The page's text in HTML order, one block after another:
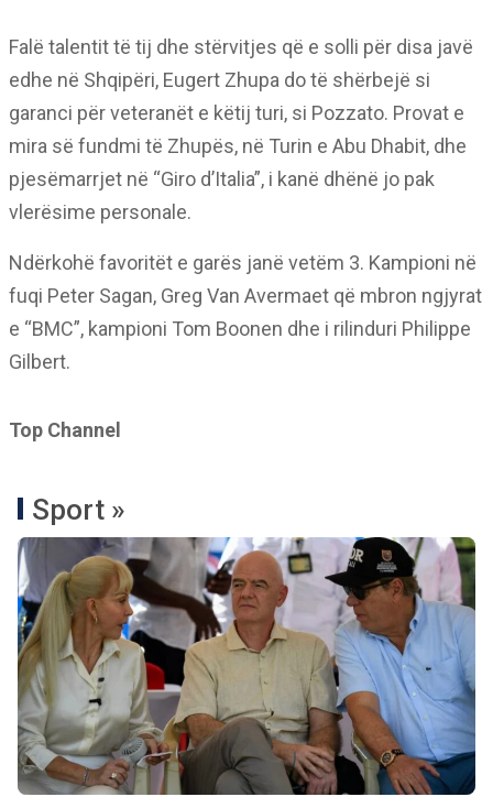
Falë talentit të tij dhe stërvitjes që e solli për disa javë
edhe në Shqipëri, Eugert Zhupa do të shërbejë si
garanci për veteranët e këtij turi, si Pozzato. Provat e
mira së fundmi të Zhupës, në Turin e Abu Dhabit, dhe
pjesëmarrjet në “Giro d’Italia”, i kanë dhënë jo pak
vlerësime personale.
Ndërkohë favoritët e garës janë vetëm 3. Kampioni në
fuqi Peter Sagan, Greg Van Avermaet që mbron ngjyrat
e “BMC”, kampioni Tom Boonen dhe i rilinduri Philippe
Gilbert.
Top Channel
Sport »